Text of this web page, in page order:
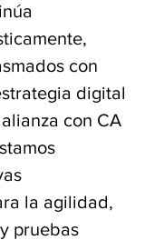
con
digital
con CA
la agilidad,
pruebas